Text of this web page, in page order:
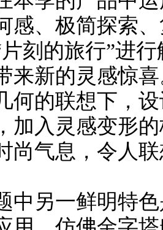
感、极简探索
刻的旅行”进
来新的灵感惊
的联想下，设
加入灵感变形
尚气息，令人
另一鲜明特色